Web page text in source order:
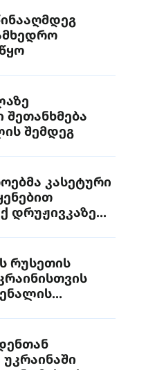
შეთანხმება
შემდეგ
კასეტური
დრუჟივკაზე
რუსეთის